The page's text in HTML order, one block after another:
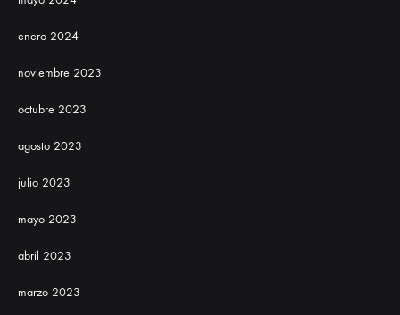
enero 2024
noviembre 2023
octubre 2023
agosto 2023
julio 2023
mayo 2023
abril 2023
marzo 2023